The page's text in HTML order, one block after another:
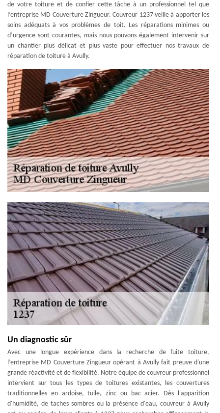
de votre toiture et de confier cette tâche à un professionnel tel que
l’entreprise MD Couverture Zingueur. Couvreur 1237 veille à apporter les
soins adéquats à vos problèmes de toit. Les réparations minimes ou
d’urgence sont courantes, mais nous pouvons également intervenir sur
un chantier plus délicat et plus vaste pour effectuer nos travaux de
réparation de toiture à Avully.
Un diagnostic sûr
Avec une longue expérience dans la recherche de fuite toiture,
l’entreprise MD Couverture Zingueur opérant à Avully fait preuve d'une
grande réactivité et de flexibilité. Notre équipe de couvreur professionnel
intervient sur tous les types de toitures existantes, les couvertures
traditionnelles en ardoise, tuile, zinc ou bac acier. Dès l'apparition
d'humidité, de taches sombres ou la présence d'eau, couvreur à Avully